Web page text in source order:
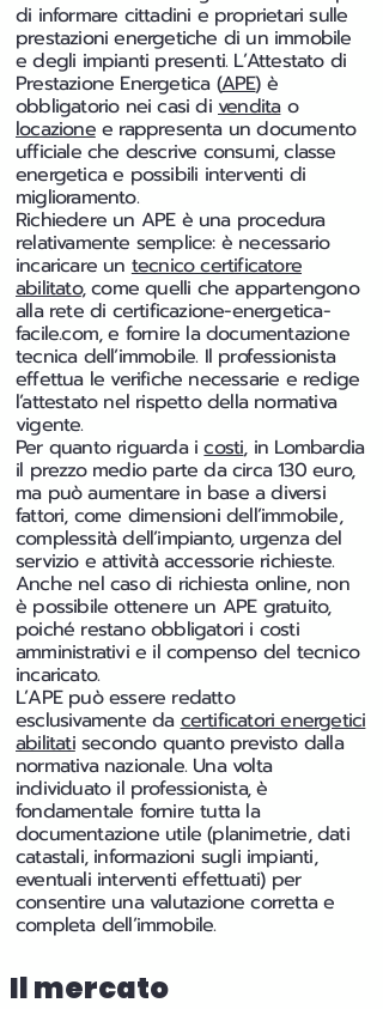
di informare cittadini e proprietari sulle
prestazioni energetiche di un immobile
e degli impianti presenti. L’Attestato di
Prestazione Energetica (APE) è
obbligatorio nei casi di venditao
locazionee rappresenta un documento
ufficiale che descrive consumi, classe
energetica e possibili interventi di
miglioramento.
Richiedere un APE è una procedura
relativamente semplice: è necessario
incaricare untecnico certificatore
abilitato, come quelli che appartengono
alla rete di certificazione-energetica-
facile.com, e fornire la documentazione
tecnica dell’immobile. Il professionista
effettua le verifiche necessarie e redige
l’attestato nel rispetto della normativa
vigente.
Per quanto riguarda icosti, in Lombardia
il prezzo medio parte da circa 130 euro,
ma può aumentare in base a diversi
fattori, come dimensioni dell’immobile,
complessità dell’impianto, urgenza del
servizio e attività accessorie richieste.
Anche nel caso di richiesta online, non
è possibile ottenere un APE gratuito,
poiché restano obbligatori i costi
amministrativi e il compenso del tecnico
incaricato.
L’APE può essere redatto
esclusivamente dacertificatori energetici
abilitatisecondo quanto previsto dalla
normativa nazionale. Una volta
individuato il professionista, è
fondamentale fornire tutta la
documentazione utile (planimetrie, dati
catastali, informazioni sugli impianti,
eventuali interventi effettuati) per
consentire una valutazione corretta e
completa dell’immobile.
Il mercato